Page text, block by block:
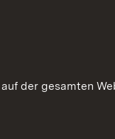
der gesamten